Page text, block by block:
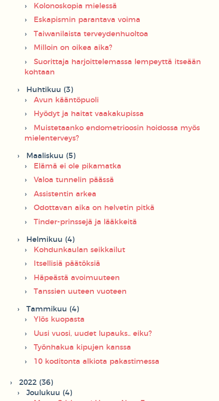
Kolonoskopia mielessä
Eskapismin parantava voima
Taiwanilaista terveydenhuoltoa
Milloin on oikea aika?
Suorittaja harjoittelemassa lempeyttä itseään
kohtaan
Huhtikuu (3)
Avun kääntöpuoli
Hyödyt ja haitat vaakakupissa
Muistetaanko endometrioosin hoidossa myös
mielenterveys?
Maaliskuu (5)
Elämä ei ole pikamatka
Valoa tunnelin päässä
Assistentin arkea
Odottavan aika on helvetin pitkä
Tinder-prinssejä ja lääkkeitä
Helmikuu (4)
Kohdunkaulan seikkailut
Itsellisiä päätöksiä
Häpeästä avoimuuteen
Tanssien uuteen vuoteen
Tammikuu (4)
Ylös kuopasta
Uusi vuosi, uudet lupauks.. eiku?
Työnhakua kipujen kanssa
10 koditonta alkiota pakastimessa
2022 (36)
Joulukuu (4)